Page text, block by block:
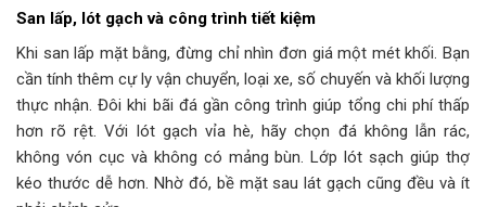
San lấp, lót gạch và công trình tiết kiệm
Khi san lấp mặt bằng, đừng chỉ nhìn đơn giá một mét khối. Bạn
cần tính thêm cự ly vận chuyển, loại xe, số chuyến và khối lượng
thực nhận. Đôi khi bãi đá gần công trình giúp tổng chi phí thấp
hơn rõ rệt. Với lót gạch vỉa hè, hãy chọn đá không lẫn rác,
không vón cục và không có mảng bùn. Lớp lót sạch giúp thợ
kéo thước dễ hơn. Nhờ đó, bề mặt sau lát gạch cũng đều và ít